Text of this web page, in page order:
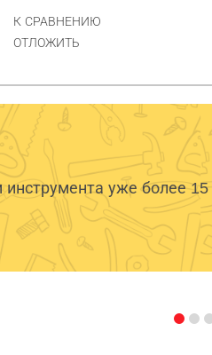
К СРАВНЕНИЮ
ОТЛОЖИТЬ
уже более 15